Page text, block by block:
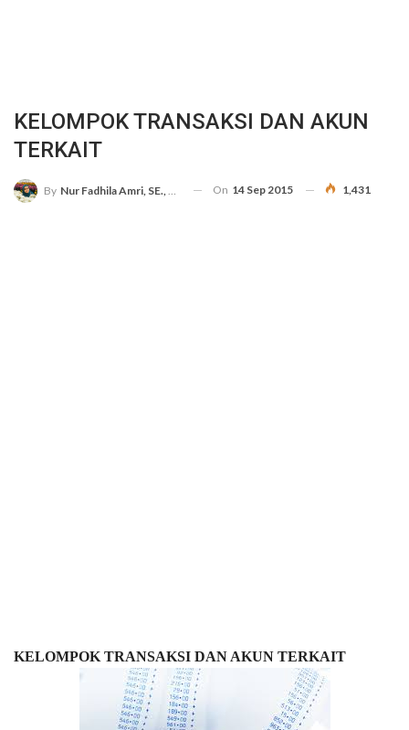
KELOMPOK TRANSAKSI DAN AKUN
TERKAIT
By Nur Fadhila Amri, SE., Ak., M.Si On 14 Sep 2015 1,431
KELOMPOK TRANSAKSI DAN AKUN TERKAIT